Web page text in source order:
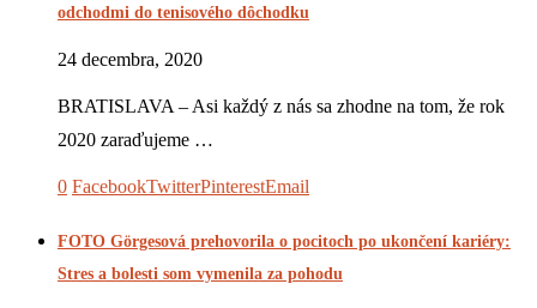
odchodmi do tenisového dôchodku
24 decembra, 2020
BRATISLAVA – Asi každý z nás sa zhodne na tom, že rok
2020 zaraďujeme …
0 FacebookTwitterPinterestEmail
FOTO Görgesová prehovorila o pocitoch po ukončení kariéry:
Stres a bolesti som vymenila za pohodu